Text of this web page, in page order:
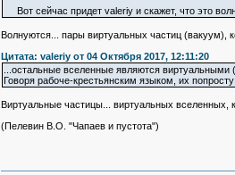
Вот сейчас придет valeriy и скажет, что это
Волнуются... пары виртуальных частиц (вакуум),
Цитата: valeriy от 04 Октября 2017, 12:11:20
...остальные вселенные являются
Говоря рабоче-крестьянским языком, их попросту
Виртуальные частицы... виртуальных вселенных,
(Пелевин В.О. "Чапаев и пустота")